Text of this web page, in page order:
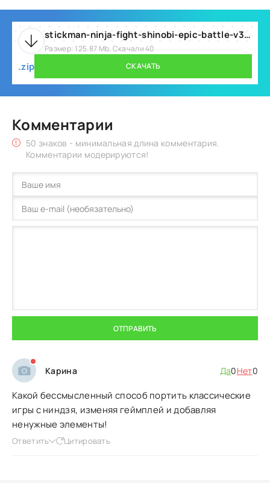
stickman-ninja-fight-shinobi-epic-battle-v3-6.zip
Размер: 125.87 Mb, Скачали 40
.zip СКАЧАТЬ
Комментарии
50 знаков - минимальная длина комментария.
Комментарии модерируются!
ОТПРАВИТЬ
Карина Да0Нет0
Какой бессмысленный способ портить классические
игры с ниндзя, изменяя геймплей и добавляя
ненужные элементы!
Ответить Цитировать